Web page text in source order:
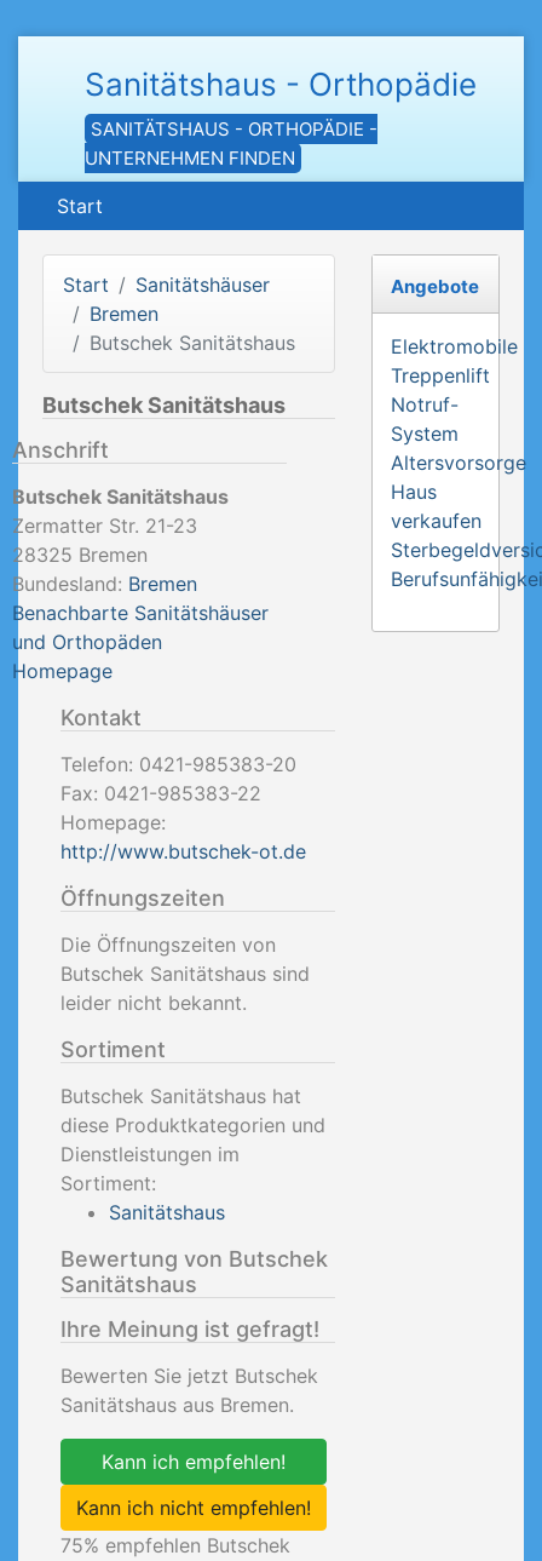
Sanitätshaus - Orthopädie
SANITÄTSHAUS - ORTHOPÄDIE -
UNTERNEHMEN FINDEN
Start
Start
Sanitätshäuser
Bremen
Butschek Sanitätshaus
Butschek Sanitätshaus
Anschrift
Butschek Sanitätshaus
Zermatter Str. 21-23
28325 Bremen
Bundesland: Bremen
Benachbarte Sanitätshäuser
und Orthopäden
Homepage
Kontakt
Telefon: 0421-985383-20
Fax: 0421-985383-22
Homepage:
http://www.butschek-ot.de
Öffnungszeiten
Die Öffnungszeiten von
Butschek Sanitätshaus sind
leider nicht bekannt.
Sortiment
Butschek Sanitätshaus hat
diese Produktkategorien und
Dienstleistungen im
Sortiment:
Sanitätshaus
Bewertung von Butschek
Sanitätshaus
Ihre Meinung ist gefragt!
Bewerten Sie jetzt Butschek
Sanitätshaus aus Bremen.
Kann ich empfehlen!
Kann ich nicht empfehlen!
75% empfehlen Butschek
Angebote
Elektromobile
Treppenlift
Notruf-
System
Altersvorsorge
Haus
verkaufen